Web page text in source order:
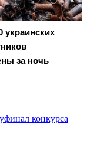
украинских
за ночь
конкурса